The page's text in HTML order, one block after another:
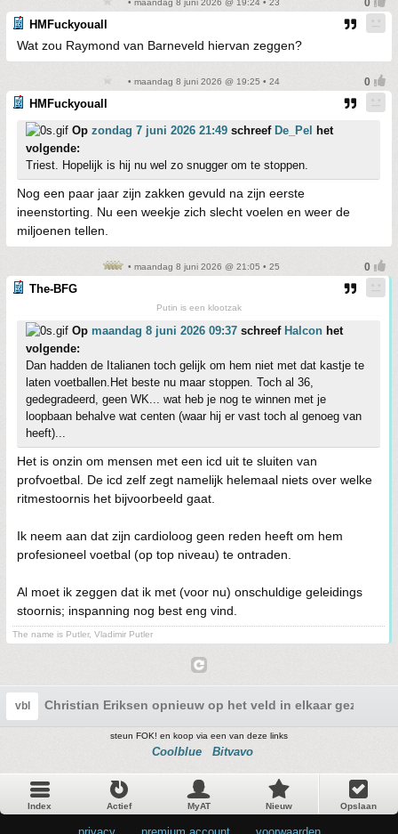
• maandag 8 juni 2026 @ 19:24 • 23
HMFuckyouall
Wat zou Raymond van Barneveld hiervan zeggen?
• maandag 8 juni 2026 @ 19:25 • 24
HMFuckyouall
Op zondag 7 juni 2026 21:49 schreef De_Pel
het
volgende:
Triest. Hopelijk is hij nu wel zo snugger om te stoppen.
Nog een paar jaar zijn zakken gevuld na zijn eerste
ineenstorting. Nu een weekje zich slecht voelen en weer de
miljoenen tellen.
• maandag 8 juni 2026 @ 21:05 • 25
The-BFG
Putin is een klootzak
Op maandag 8 juni 2026 09:37 schreef Halcon het
volgende:
Dan hadden de Italianen toch gelijk om hem niet met dat kastje te
laten voetballen.Het beste nu maar stoppen. Toch al 36,
gedegradeerd, geen WK... wat heb je nog te winnen met je
loopbaan behalve wat centen (waar hij er vast toch al genoeg van
heeft)...
Het is onzin om mensen met een icd uit te sluiten van
profvoetbal. De icd zelf zegt namelijk helemaal niets over welke
ritmestoornis het bijvoorbeeld gaat.
Ik neem aan dat zijn cardioloog geen reden heeft om hem
profesioneel voetbal (op top niveau) te ontraden.
Al moet ik zeggen dat ik met (voor nu) onschuldige geleidings
stoornis; inspanning nog best eng vind.
The name is Putler, Vladimir Putler
vbl Christian Eriksen opnieuw op het veld in elkaar gezakt
steun FOK! en koop via een van deze links
Coolblue Bitvavo
Index Actief MyAT Nieuw Opslaan